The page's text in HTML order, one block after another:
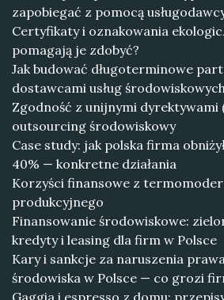
zapobiegać z pomocą
Certyfikaty i oznakowania
pomagają je zdobyć?
Jak budować długoterminowe
dostawcami usług
Zgodność z unijnymi dyrektywami
outsourcing środowiskowy
Case study: jak polska firma
40% — konkretne działania
Korzyści finansowe z
produkcyjnego
Finansowanie środowiskowe:
kredyty i leasing dla firm w Polsce
Kary i sankcje za naruszenia
środowiska w Polsce — co grozi
Gaggia i espresso z domu: